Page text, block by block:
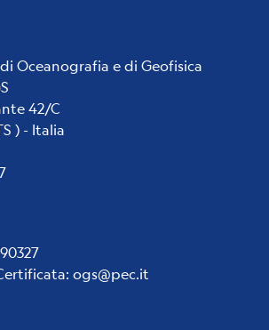
Oceanografia e di Geofisica
42/C
) - Italia
: ogs@pec.it